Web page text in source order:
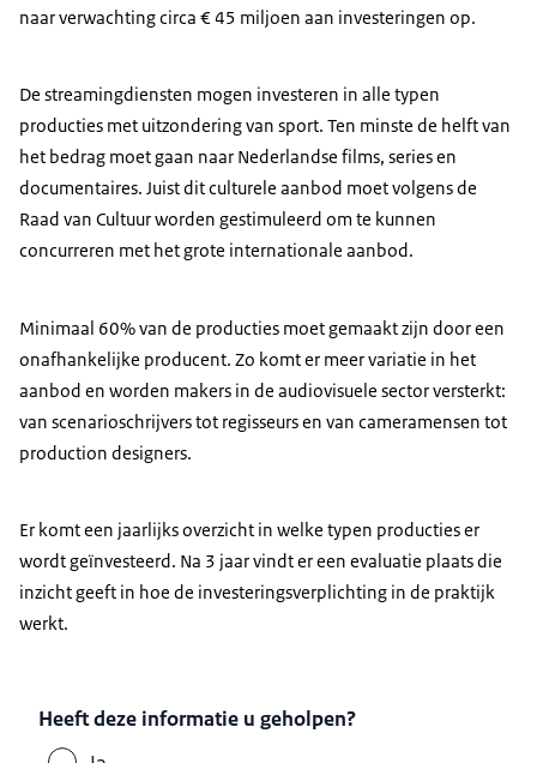
naar verwachting circa € 45 miljoen aan investeringen op.
De streamingdiensten mogen investeren in alle typen
producties met uitzondering van sport. Ten minste de helft van
het bedrag moet gaan naar Nederlandse films, series en
documentaires. Juist dit culturele aanbod moet volgens de
Raad van Cultuur worden gestimuleerd om te kunnen
concurreren met het grote internationale aanbod.
Minimaal 60% van de producties moet gemaakt zijn door een
onafhankelijke producent. Zo komt er meer variatie in het
aanbod en worden makers in de audiovisuele sector versterkt:
van scenarioschrijvers tot regisseurs en van cameramensen tot
production designers.
Er komt een jaarlijks overzicht in welke typen producties er
wordt geïnvesteerd. Na 3 jaar vindt er een evaluatie plaats die
inzicht geeft in hoe de investeringsverplichting in de praktijk
werkt.
Heeft deze informatie u geholpen?